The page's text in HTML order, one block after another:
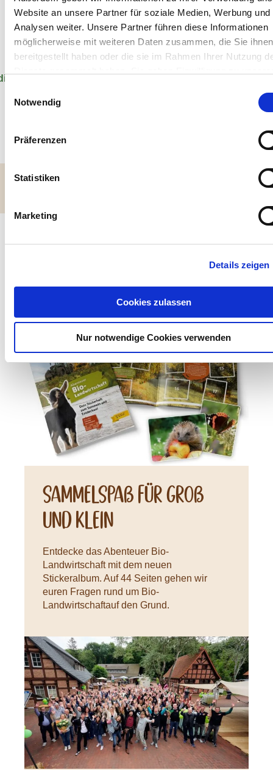
Website an unsere Partner für soziale Medien, Werbung und
Analysen weiter. Unsere Partner führen diese Informationen
möglicherweise mit weiteren Daten zusammen, die Sie ihnen
bereitgestellt haben oder die sie im Rahmen Ihrer Nutzung
Notwendig
Präferenzen
Statistiken
Marketing
Details zeigen
Cookies zulassen
Nur notwendige Cookies verwenden
der Beitrag gefallen? Dann teile ihn!
Weitere Beiträge
Neuigkeiten
Sammelspaß für Groß
und Klein
Entdecke das Abenteuer Bio-
Landwirtschaft mit dem neuen
Stickeralbum. Auf 44 Seiten gehen wir
euren Fragen rund um Bio-
Landwirtschaftauf den Grund.
Neuigkeiten